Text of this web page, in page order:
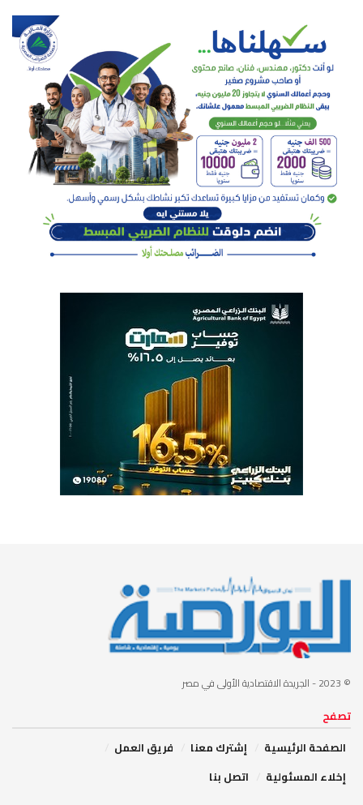
© 2023 - الجريدة الاقتصادية الأولى في مصر
تصفح
الصفحة الرئيسية
إشترك معنا
فريق العمل
إخلاء المسئولية
اتصل بنا